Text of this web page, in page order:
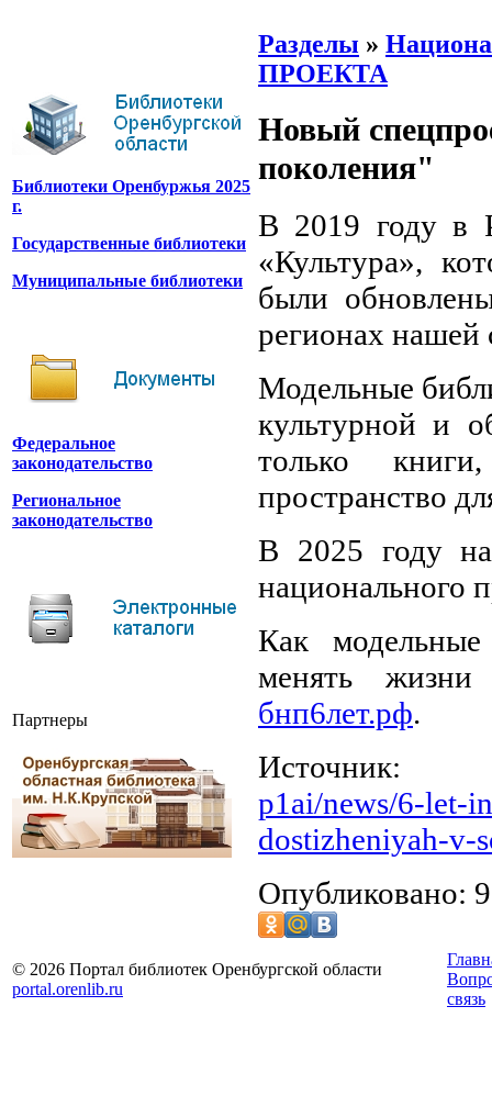
Библиотеки Оренбуржья 2025
г.
Государственные библиотеки
Муниципальные библиотеки
Федеральное
законодательство
Региональное
законодательство
Партнеры
Разделы »
ПРОЕКТА
Новый
поколения"
В 2019 году в
«Культура»,
были
регионах нашей
Модельные
культурной и
только
пространство
В 2025 году
национального
Как
менять
бнп6лет.рф.
p1ai/news/6-let-
dostizheniyah-v-
Опубликовано:
© 2026 Портал библиотек Оренбургской области
portal.orenlib.ru
связь